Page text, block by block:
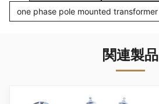
one phase pole mounted transformer
関連製品